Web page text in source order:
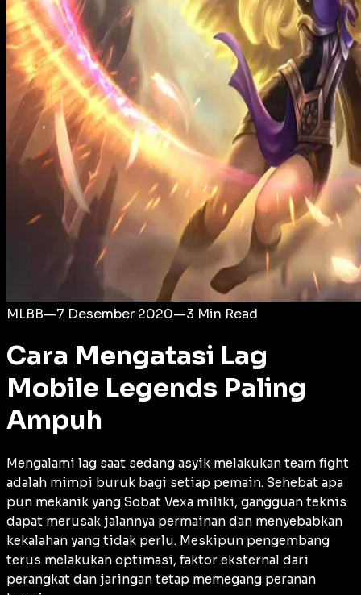
Login
MLBB—7 Desember 2020—3 Min Read
Cara Mengatasi Lag
Mobile Legends Paling
Ampuh
Mengalami lag saat sedang asyik melakukan team fight
adalah mimpi buruk bagi setiap pemain. Sehebat apa
pun mekanik yang Sobat Vexa miliki, gangguan teknis
dapat merusak jalannya permainan dan menyebabkan
kekalahan yang tidak perlu. Meskipun pengembang
terus melakukan optimasi, faktor eksternal dari
perangkat dan jaringan tetap memegang peranan